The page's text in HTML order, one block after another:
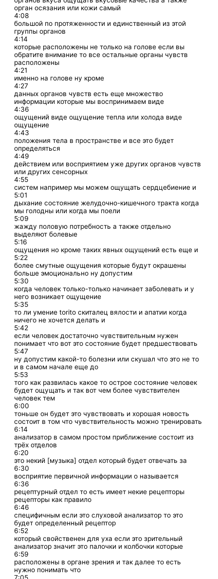
орган осязания или кожи самый
4:08
большой по протяженности и единственный из этой
группы органов
4:14
которые расположены не только на голове если вы
обратите внимание то все остальные органы чувств
расположены
4:21
именно на голове ну кроме
4:27
данных органов чувств есть еще множество
информации которые мы воспринимаем виде
4:36
ощущений виде ощущение тепла или холода виде
ощущение
4:43
положения тела в пространстве и все это будет
определяться
4:49
действием или восприятием уже других органов чувств
или других сенсорных
4:55
систем например мы можем ощущать сердцебиение и
5:01
дыхание состояние желудочно-кишечного тракта когда
мы голодны или когда мы поели
5:09
жажду половую потребность а также отдельно
выделяют болевые
5:16
ощущения но кроме таких явных ощущений есть еще и
5:22
более смутные ощущения которые будут окрашены
больше эмоционально ну допустим
5:30
когда человек только-только начинает заболевать и у
него возникает ощущение
5:35
то ли умение torito скиталец вялости и апатии когда
ничего не хочется делать и
5:42
если человек достаточно чувствительным нужен
понимает что вот это состояние будет предшествовать
5:47
ну допустим какой-то болезни или скушал что это не то
и в самом начале еще до
5:53
того как развилась какое то острое состояние человек
будет ощущать и так вот чем более чувствителен
человек тем
6:00
тоньше он будет это чувствовать и хорошая новость
состоит в том что чувствительность можно тренировать
6:14
анализатор в самом простом приближение состоит из
трёх отделов
6:20
это некий [музыка] отдел который будет отвечать за
6:30
восприятие первичной информации о называется
6:36
рецептурный отдел то есть имеет некие рецепторы
рецепторы как правило
6:46
специфичным если это слуховой анализатор то это
будет определенный рецептор
6:52
который свойственен для уха если это зрительный
анализатор значит это палочки и колбочки которые
6:59
расположены в органе зрения и так далее то есть
нужно понимать что